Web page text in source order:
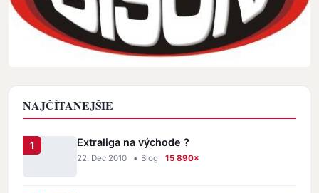
NAJČÍTANEJŠIE
Extraliga na východe ?
22. Dec 2010 • Blog 15 890×